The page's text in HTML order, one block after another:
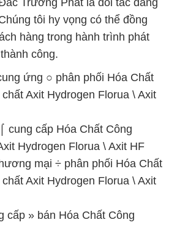
tôi hy vọng có thể đồng
hàng trong hành trình phát
công.
ứng ○ phân phối Hóa Chất
Axit Hydrogen Florua \ Axit
cung cấp Hóa Chất Công
Hydrogen Florua \ Axit HF
mại ÷ phân phối Hóa Chất
Axit Hydrogen Florua \ Axit
cấp » bán Hóa Chất Công